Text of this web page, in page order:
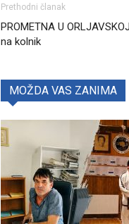
Prethodni članak
PROMETNA U
na kolnik
MOŽDA VAS ZANIMA